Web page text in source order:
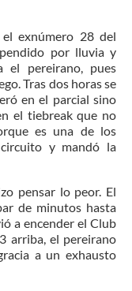
exnúmero 28 del
por lluvia y
el pereirano, pues
Tras dos horas se
en el parcial sino
el tiebreak que no
es una de los
y mandó la
pensar lo peor. El
de minutos hasta
a encender el Club
arriba, el pereirano
a un exhausto